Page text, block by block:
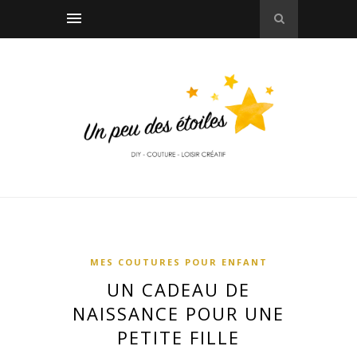
MES COUTURES POUR ENFANT
UN CADEAU DE
NAISSANCE POUR UNE
PETITE FILLE